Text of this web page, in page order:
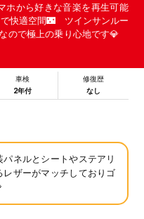
から好きな音楽を再生可能
快適空間🌃 ツインサンルー
ので極上の乗り心地です💎
車検
2年付
修復歴
なし
ネルとシートやステアリ
レザーがマッチしておりゴ